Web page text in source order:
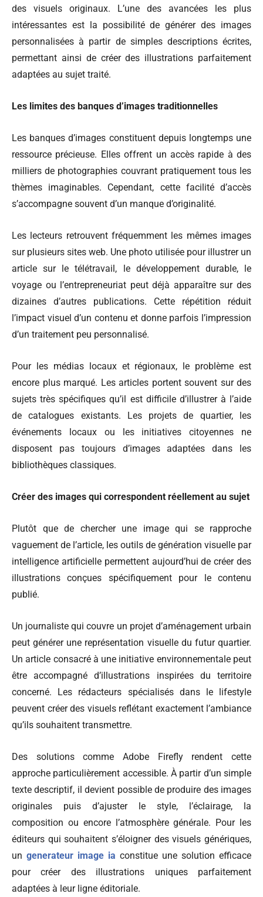
des visuels originaux. L’une des avancées les plus
intéressantes est la possibilité de générer des images
personnalisées à partir de simples descriptions écrites,
permettant ainsi de créer des illustrations parfaitement
adaptées au sujet traité.
Les limites des banques d’images traditionnelles
Les banques d’images constituent depuis longtemps une
ressource précieuse. Elles offrent un accès rapide à des
milliers de photographies couvrant pratiquement tous les
thèmes imaginables. Cependant, cette facilité d’accès
s’accompagne souvent d’un manque d’originalité.
Les lecteurs retrouvent fréquemment les mêmes images
sur plusieurs sites web. Une photo utilisée pour illustrer un
article sur le télétravail, le développement durable, le
voyage ou l’entrepreneuriat peut déjà apparaître sur des
dizaines d’autres publications. Cette répétition réduit
l’impact visuel d’un contenu et donne parfois l’impression
d’un traitement peu personnalisé.
Pour les médias locaux et régionaux, le problème est
encore plus marqué. Les articles portent souvent sur des
sujets très spécifiques qu’il est difficile d’illustrer à l’aide
de catalogues existants. Les projets de quartier, les
événements locaux ou les initiatives citoyennes ne
disposent pas toujours d’images adaptées dans les
bibliothèques classiques.
Créer des images qui correspondent réellement au sujet
Plutôt que de chercher une image qui se rapproche
vaguement de l’article, les outils de génération visuelle par
intelligence artificielle permettent aujourd’hui de créer des
illustrations conçues spécifiquement pour le contenu
publié.
Un journaliste qui couvre un projet d’aménagement urbain
peut générer une représentation visuelle du futur quartier.
Un article consacré à une initiative environnementale peut
être accompagné d’illustrations inspirées du territoire
concerné. Les rédacteurs spécialisés dans le lifestyle
peuvent créer des visuels reflétant exactement l’ambiance
qu’ils souhaitent transmettre.
Des solutions comme Adobe Firefly rendent cette
approche particulièrement accessible. À partir d’un simple
texte descriptif, il devient possible de produire des images
originales puis d’ajuster le style, l’éclairage, la
composition ou encore l’atmosphère générale. Pour les
éditeurs qui souhaitent s’éloigner des visuels génériques,
un generateur image ia constitue une solution efficace
pour créer des illustrations uniques parfaitement
adaptées à leur ligne éditoriale.